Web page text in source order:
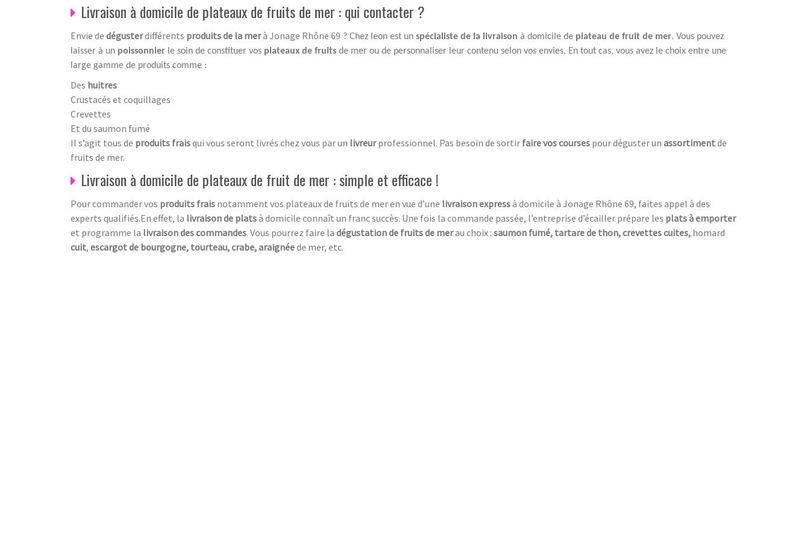
Livraison à domicile de plateaux de fruits de mer : qui contacter ?
Envie de dégusterdifférents produits de la merà Jonage Rhône 69 ? Chez leon est un spécialiste de la livraison à domicile de plateau de fruit de mer. Vous pouvez
laisser à un poissonnier le soin de constituer vos plateaux de fruits de mer ou de personnaliser leur contenu selon vos envies. En tout cas, vous avez le choix entre une
large gamme de produits comme :
Des huitres
Crustacés et coquillages
Crevettes
Et du saumon fumé
Il s’agit tous de produits fraisqui vous seront livrés chez vous par un livreurprofessionnel. Pas besoin de sortir faire vos courses pour déguster un assortimentde
fruits de mer.
Livraison à domicile de plateaux de fruit de mer : simple et efficace !
Pour commander vos produits frais notamment vos plateaux de fruits de mer en vue d’une livraison expressà domicile à Jonage Rhône 69, faites appel à des
experts qualifiés.En effet, la livraison de platsà domicile connaît un franc succès. Une fois la commande passée, l’entreprise d’écailler prépare les plats à emporter
et programme la livraison des commandes. Vous pourrez faire la dégustation de fruits de merau choix : saumon fumé, tartare de thon, crevettes cuites, homard
cuit, escargot de bourgogne, tourteau, crabe, araignéede mer, etc.